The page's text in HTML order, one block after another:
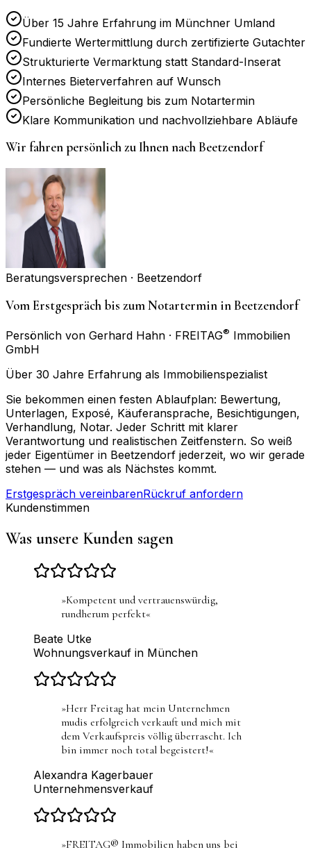
Über 15 Jahre Erfahrung im Münchner Umland
Fundierte Wertermittlung durch zertifizierte Gutachter
Strukturierte Vermarktung statt Standard-Inserat
Internes Bieterverfahren auf Wunsch
Persönliche Begleitung bis zum Notartermin
Klare Kommunikation und nachvollziehbare Abläufe
Wir fahren persönlich zu Ihnen nachBeetzendorf
Beratungsversprechen · Beetzendorf
Vom Erstgespräch bis zum Notartermin in Beetzendorf
Persönlich von Gerhard Hahn · FREITAG® Immobilien
GmbH
Über 30 Jahre Erfahrung als Immobilienspezialist
Sie bekommen einen festen Ablaufplan: Bewertung,
Unterlagen, Exposé, Käuferansprache, Besichtigungen,
Verhandlung, Notar. Jeder Schritt mit klarer
Verantwortung und realistischen Zeitfenstern. So weiß
jeder Eigentümer in Beetzendorf jederzeit, wo wir gerade
stehen — und was als Nächstes kommt.
Erstgespräch vereinbarenRückruf anfordern
Kundenstimmen
Was unsere Kunden sagen
»Kompetent und vertrauenswürdig,
rundherum perfekt«
Beate Utke
Wohnungsverkauf in München
»Herr Freitag hat mein Unternehmen
mudis erfolgreich verkauft und mich mit
dem Verkaufspreis völlig überrascht. Ich
bin immer noch total begeistert!«
Alexandra Kagerbauer
Unternehmensverkauf
»FREITAG® Immobilien haben uns bei